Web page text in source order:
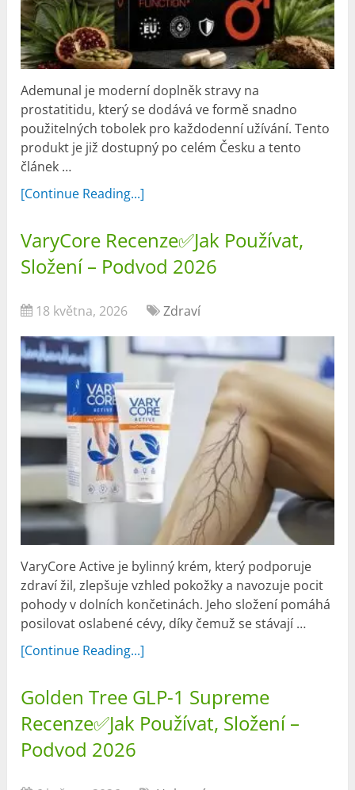
Ademunal je moderní doplněk stravy na
prostatitidu, který se dodává ve formě snadno
použitelných tobolek pro každodenní užívání. Tento
produkt je již dostupný po celém Česku a tento
článek …
[Continue Reading...]
VaryCore Recenze✅Jak Používat,
Složení – Podvod 2026
18 května, 2026 Zdraví
VaryCore Active je bylinný krém, který podporuje
zdraví žil, zlepšuje vzhled pokožky a navozuje pocit
pohody v dolních končetinách. Jeho složení pomáhá
posilovat oslabené cévy, díky čemuž se stávají …
[Continue Reading...]
Golden Tree GLP-1 Supreme
Recenze✅Jak Používat, Složení –
Podvod 2026